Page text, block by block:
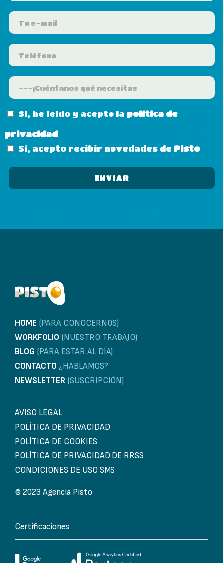
Sí, he leído y acepto la política de
privacidad
Sí, acepto recibir novedades de Pisto
HOME (PARA CONOCERNOS)
WORKFOLIO (NUESTRO TRABAJO)
BLOG (PARA ESTAR AL DÍA)
CONTACTO ¿HABLAMOS?
NEWSLETTER (SUSCRIPCIÓN)
AVISO LEGAL
POLÍTICA DE PRIVACIDAD
POLÍTICA DE COOKIES
POLÍTICA DE PRIVACIDAD DE RRSS
CONDICIONES DE USO SMS
© 2023 Agencia Pisto
Certificaciones